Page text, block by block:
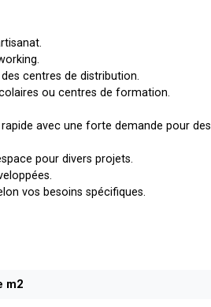
centres de distribution.
ou centres de formation.
avec une forte demande pour des
pour divers projets.
vos besoins spécifiques.
m2